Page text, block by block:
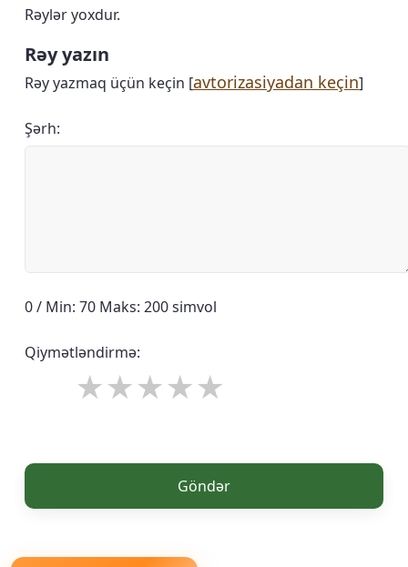
Rəylər yoxdur.
Rəy yazın
Rəy yazmaq üçün keçin [avtorizasiyadan keçin]
Şərh:
0 / Min: 70 Maks: 200 simvol
Qiymətləndirmə:
Göndər